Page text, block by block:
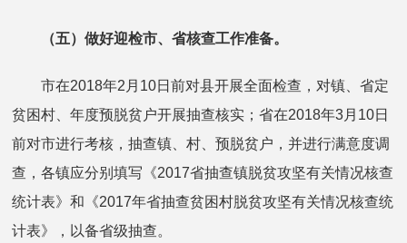
（五）做好迎检市、省核查工作准备。
市在2018年2月10日前对县开展全面检查，对镇、省定
贫困村、年度预脱贫户开展抽查核实；省在2018年3月10日
前对市进行考核，抽查镇、村、预脱贫户，并进行满意度调
查，各镇应分别填写《2017省抽查镇脱贫攻坚有关情况核查
统计表》和《2017年省抽查贫困村脱贫攻坚有关情况核查统
计表》，以备省级抽查。